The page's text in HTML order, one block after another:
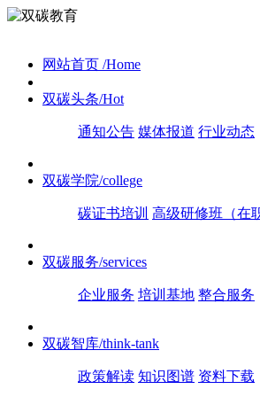
网站首页 /Home
双碳头条/Hot
通知公告 媒体报道 行业动态
双碳学院/college
碳证书培训 高级研修班（在
双碳服务/services
企业服务 培训基地 整合服务
双碳智库/think-tank
政策解读 知识图谱 资料下载